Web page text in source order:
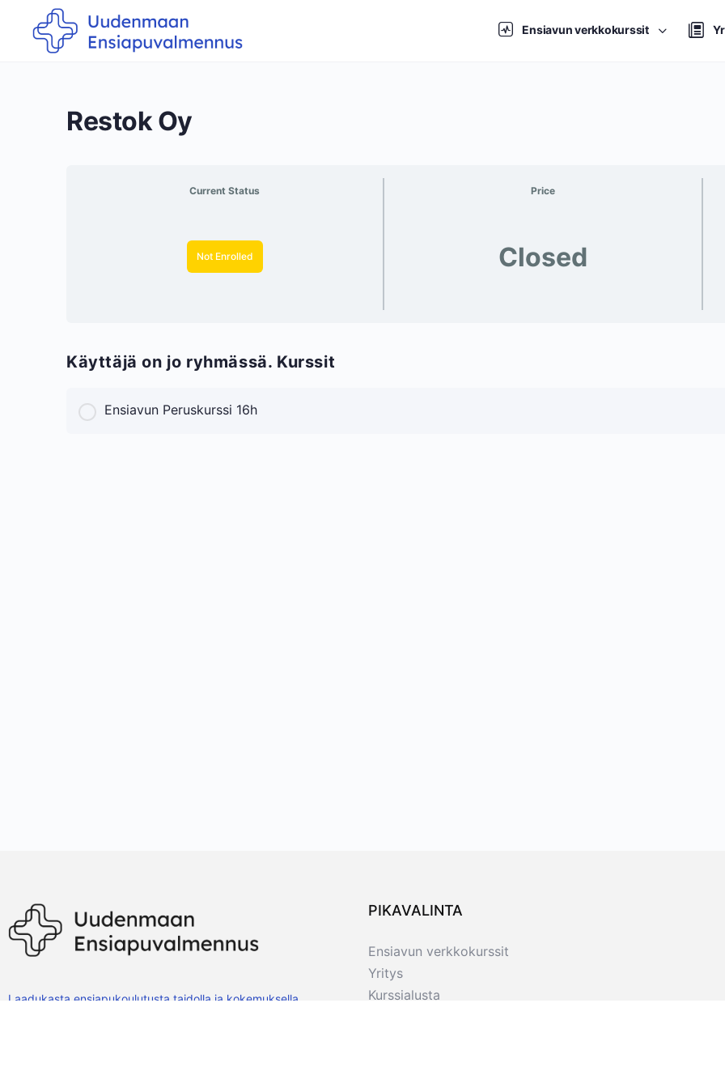
Ensiavun verkkokurssit
Restok Oy
Current Status
Not Enrolled
Price
Closed
Käyttäjä on jo ryhmässä. Kurssit
Ensiavun Peruskurssi 16h
Laadukasta ensiapukoulutusta taidolla ja kokemuksella.
PIKAVALINTA
Ensiavun verkkokurssit
Yritys
Kurssialusta